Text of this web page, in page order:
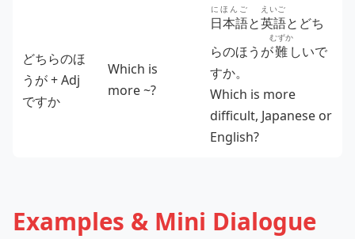
どちらのほ
うが + Adj
ですか
Which is
more ~?
日本語
にほんご
と英語
えいご
とどち
らのほうが難
むずか
しいで
すか。
Which is more
difficult, Japanese or
English?
Examples & Mini Dialogue